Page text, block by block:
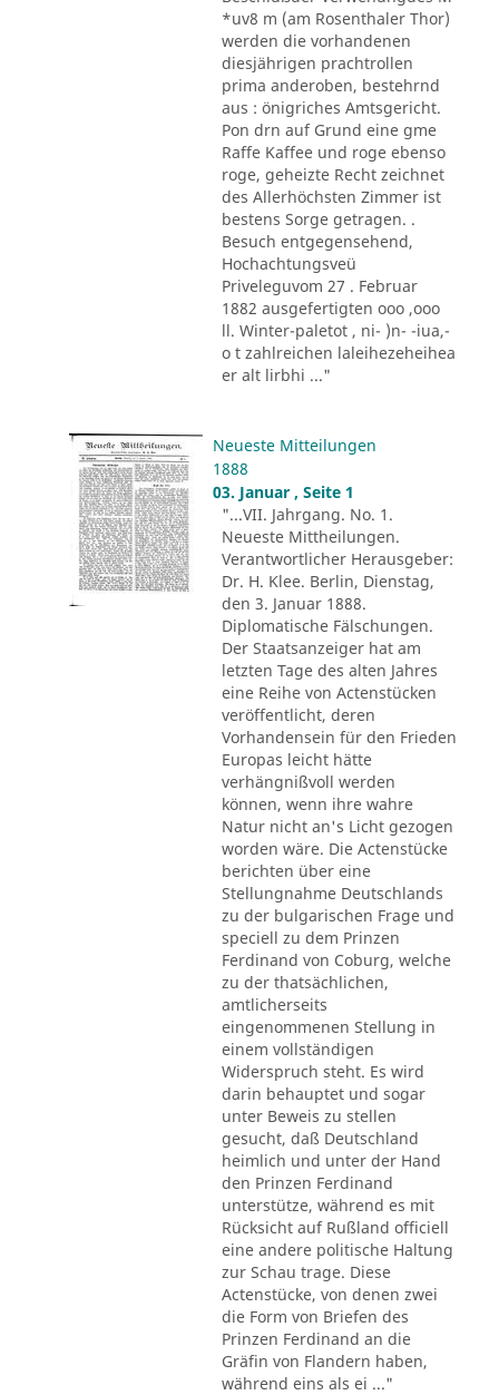
*uv8 m (am Rosenthaler Thor)
werden die vorhandenen
diesjährigen prachtrollen
prima anderoben, bestehrnd
aus : önigriches Amtsgericht.
Pon drn auf Grund eine gme
Raffe Kaffee und roge ebenso
roge, geheizte Recht zeichnet
des Allerhöchsten Zimmer ist
bestens Sorge getragen. .
Besuch entgegensehend,
Hochachtungsveü
Priveleguvom 27 . Februar
1882 ausgefertigten ooo ,ooo
ll. Winter-paletot , ni- )n- -iua,-
o t zahlreichen laleihezeheihea
er alt lirbhi ..."
Neueste Mitteilungen
1888
03. Januar , Seite 1
"...VII. Jahrgang. No. 1.
Neueste Mittheilungen.
Verantwortlicher Herausgeber:
Dr. H. Klee. Berlin, Dienstag,
den 3. Januar 1888.
Diplomatische Fälschungen.
Der Staatsanzeiger hat am
letzten Tage des alten Jahres
eine Reihe von Actenstücken
veröffentlicht, deren
Vorhandensein für den Frieden
Europas leicht hätte
verhängnißvoll werden
können, wenn ihre wahre
Natur nicht an's Licht gezogen
worden wäre. Die Actenstücke
berichten über eine
Stellungnahme Deutschlands
zu der bulgarischen Frage und
speciell zu dem Prinzen
Ferdinand von Coburg, welche
zu der thatsächlichen,
amtlicherseits
eingenommenen Stellung in
einem vollständigen
Widerspruch steht. Es wird
darin behauptet und sogar
unter Beweis zu stellen
gesucht, daß Deutschland
heimlich und unter der Hand
den Prinzen Ferdinand
unterstütze, während es mit
Rücksicht auf Rußland officiell
eine andere politische Haltung
zur Schau trage. Diese
Actenstücke, von denen zwei
die Form von Briefen des
Prinzen Ferdinand an die
Gräfin von Flandern haben,
während eins als ei ..."